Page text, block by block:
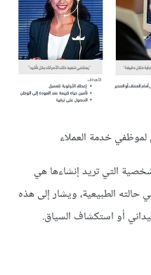
خدمة العملاء
التي تريد إنشاءها هي
الطبيعية، ويشار إلى هذه
أو استكشاف السياق.